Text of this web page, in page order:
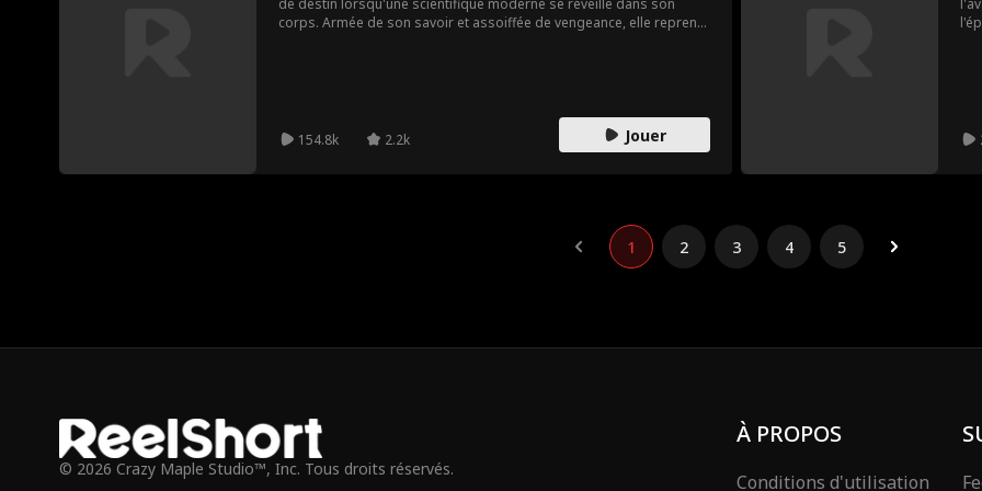
de destin lorsqu'une scientifique moderne se réveille dans son
corps. Armée de son savoir et assoiffée de vengeance, elle reprend
154.8k 2.2k Jouer
1 2 3 4 5
© 2026 Crazy Maple Studio™, Inc. Tous droits réservés.
À PROPOS
Conditions d'utilisation